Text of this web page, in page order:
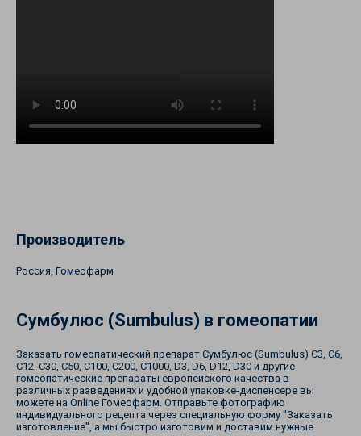
Производитель
Россия, Гомеофарм
Сумбулюс (Sumbulus) в гомеопатии
Заказать гомеопатический препарат Сумбулюс (Sumbulus) С3, С6,
С12, С30, С50, С100, С200, С1000, D3, D6, D12, D30 и другие
гомеопатические препараты европейского качества в
различных разведениях и удобной упаковке-диспенсере вы
можете на Online Гомеофарм. Отправьте фотографию
индивидуального рецепта через специальную форму "Заказать
изготовление", а мы быстро изготовим и доставим нужные